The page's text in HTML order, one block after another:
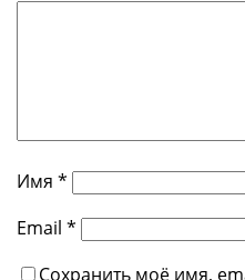
Имя *
Email *
Сохранить моё имя,